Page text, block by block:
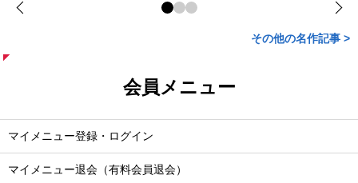
その他の名作記事 >
会員メニュー
マイメニュー登録・ログイン
マイメニュー退会（有料会員退会）